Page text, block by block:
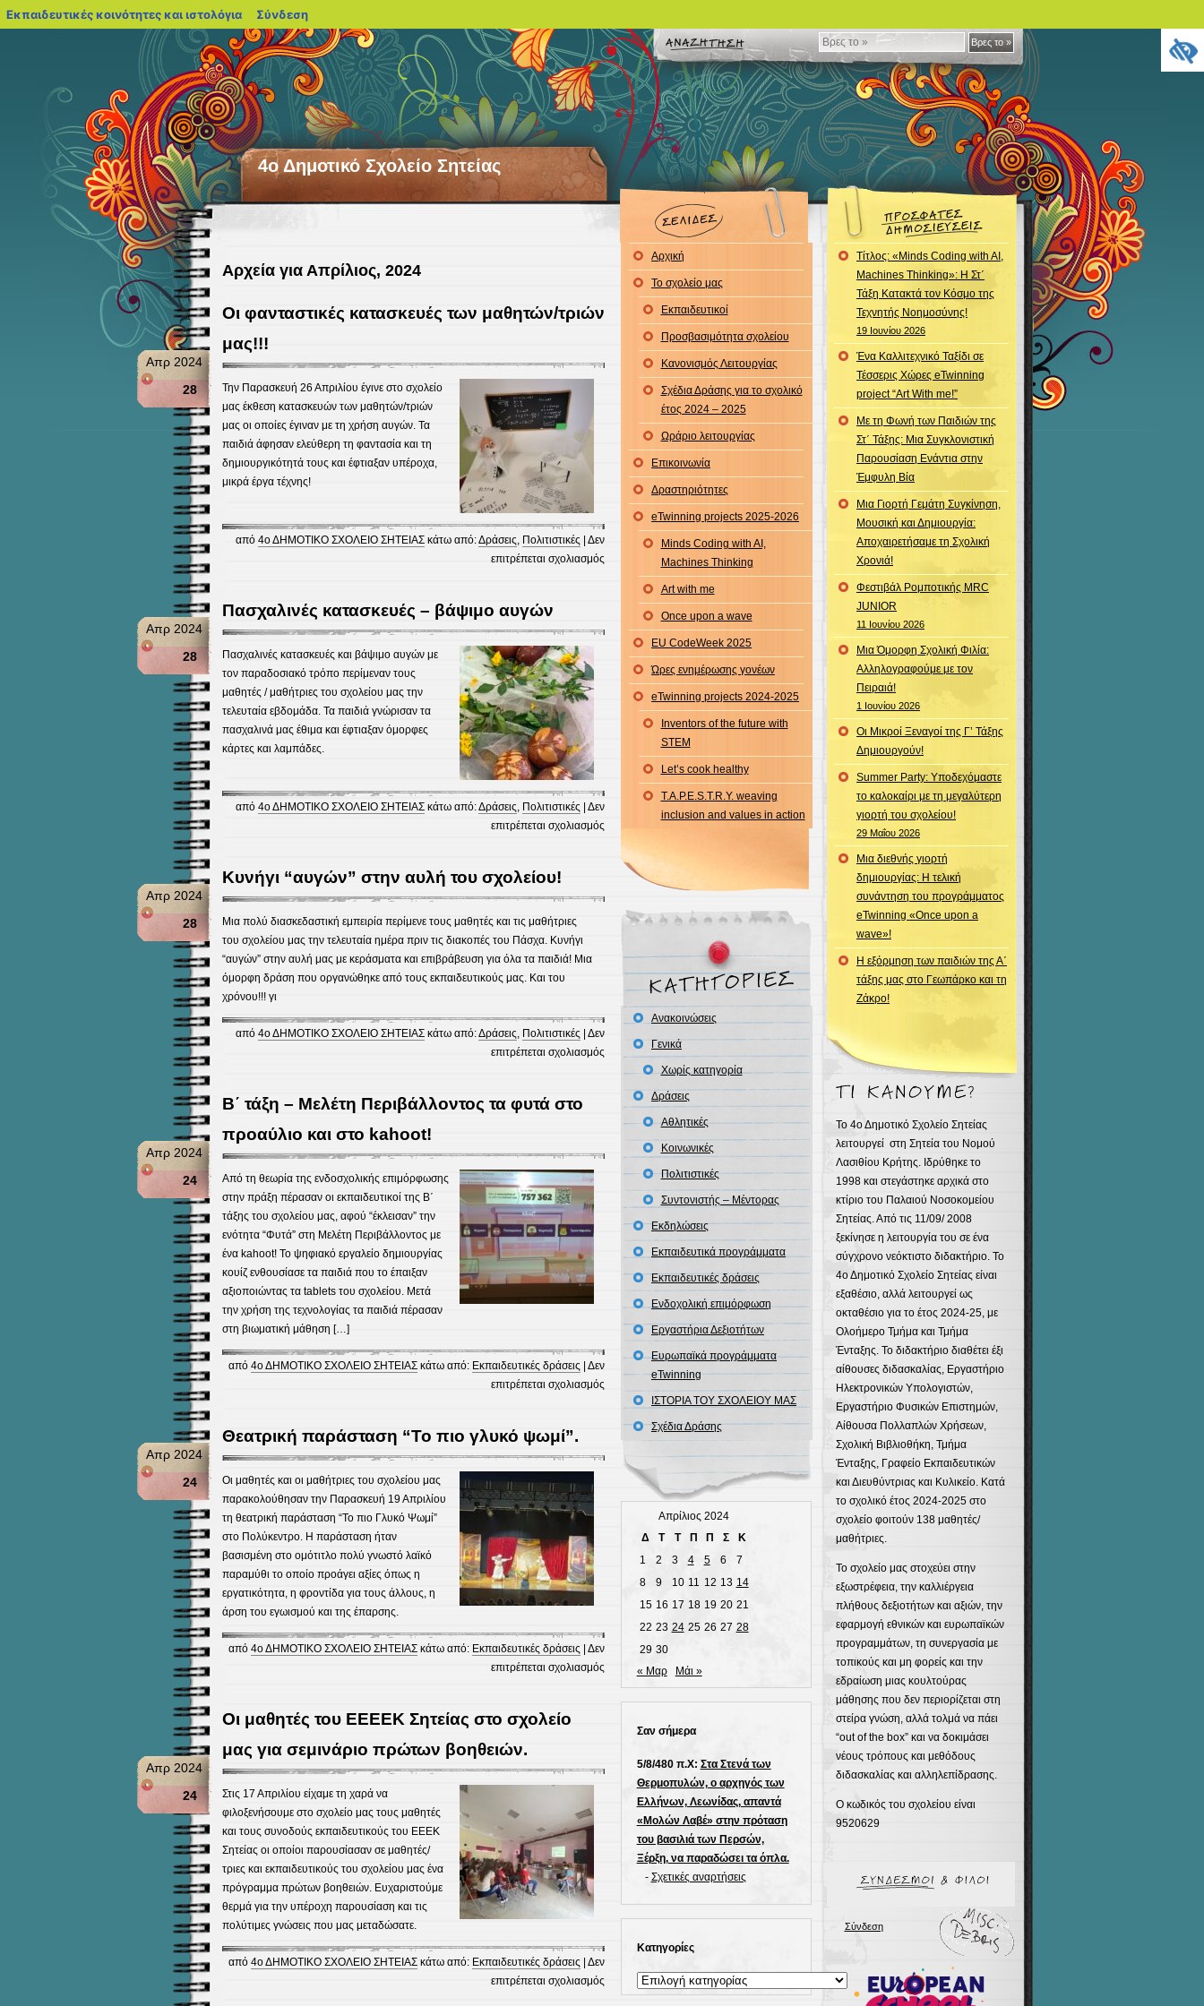
Βρες
το
»
Βρες το »
4ο Δημοτικό Σχολείο Σητείας
Αρχεία για Απρίλιος, 2024
Οι φανταστικές κατασκευές των μαθητών/τριών
μας!!!
Απρ 2024
28
Την Παρασκευή 26 Απριλίου έγινε στο σχολείο
μας έκθεση κατασκευών των μαθητών/τριών
μας οι οποίες έγιναν με τη χρήση αυγών. Τα
παιδιά άφησαν ελεύθερη τη φαντασία και τη
δημιουργικότητά τους και έφτιαξαν υπέροχα,
μικρά έργα τέχνης!
από 4ο ΔΗΜΟΤΙΚΟ ΣΧΟΛΕΙΟ ΣΗΤΕΙΑΣκάτω από:Δράσεις, Πολιτιστικές | Δεν
επιτρέπεται σχολιασμόςστο
φανταστικές
κατασκευές
των
μαθητών/
Πασχαλινές κατασκευές – βάψιμο αυγών
Απρ 2024
28
Πασχαλινές κατασκευές και βάψιμο αυγών με
τον παραδοσιακό τρόπο περίμεναν τους
μαθητές / μαθήτριες του σχολείου μας την
τελευταία εβδομάδα. Τα παιδιά γνώρισαν τα
πασχαλινά μας έθιμα και έφτιαξαν όμορφες
κάρτες και λαμπάδες.
από 4ο ΔΗΜΟΤΙΚΟ ΣΧΟΛΕΙΟ ΣΗΤΕΙΑΣκάτω από:Δράσεις, Πολιτιστικές | Δεν
επιτρέπεται σχολιασμόςστο
Πασχαλινές
κατασκευές
βάψιμο
αυγών
Κυνήγι “αυγών” στην αυλή του σχολείου!
Απρ 2024
28
Μια πολύ διασκεδαστική εμπειρία περίμενε τους μαθητές και τις μαθήτριες
του σχολείου μας την τελευταία ημέρα πριν τις διακοπές του Πάσχα. Κυνήγι
“αυγών” στην αυλή μας με κεράσματα και επιβράβευση για όλα τα παιδιά! Μια
όμορφη δράση που οργανώθηκε από τους εκπαιδευτικούς μας. Και του
χρόνου!!! γι
από 4ο ΔΗΜΟΤΙΚΟ ΣΧΟΛΕΙΟ ΣΗΤΕΙΑΣκάτω από:Δράσεις, Πολιτιστικές | Δεν
επιτρέπεται σχολιασμόςστο
Κυνήγι
“αυγών”
στην
αυλή
Β΄ τάξη – Μελέτη Περιβάλλοντος τα φυτά στο
προαύλιο και στο kahoot!
Απρ 2024
24
Από τη θεωρία της ενδοσχολικής επιμόρφωσης
στην πράξη πέρασαν οι εκπαιδευτικοί της Β΄
τάξης του σχολείου μας, αφού “έκλεισαν” την
ενότητα “Φυτά” στη Μελέτη Περιβάλλοντος με
ένα kahoot! Το ψηφιακό εργαλείο δημιουργίας
κουίζ ενθουσίασε τα παιδιά που το έπαιξαν
αξιοποιώντας τα tablets του σχολείου. Μετά
την χρήση της τεχνολογίας τα παιδιά πέρασαν
στη βιωματική μάθηση […]
από 4ο ΔΗΜΟΤΙΚΟ ΣΧΟΛΕΙΟ ΣΗΤΕΙΑΣκάτω από: Εκπαιδευτικές δράσεις | Δεν
επιτρέπεται σχολιασμόςστο
τάξη
Μελέτη
Περιβάλλοντος
προαύλιο
Θεατρική παράσταση “Το πιο γλυκό ψωμί”.
Απρ 2024
24
Οι μαθητές και οι μαθήτριες του σχολείου μας
παρακολούθησαν την Παρασκευή 19 Απριλίου
τη θεατρική παράσταση “Το πιο Γλυκό Ψωμί”
στο Πολύκεντρο. Η παράσταση ήταν
βασισμένη στο ομότιτλο πολύ γνωστό λαϊκό
παραμύθι το οποίο προάγει αξίες όπως η
εργατικότητα, η φροντίδα για τους άλλους, η
άρση του εγωισμού και της έπαρσης.
από 4ο ΔΗΜΟΤΙΚΟ ΣΧΟΛΕΙΟ ΣΗΤΕΙΑΣκάτω από: Εκπαιδευτικές δράσεις | Δεν
επιτρέπεται σχολιασμόςστο
Θεατρική
παράσταση
Οι μαθητές του ΕΕΕΕΚ Σητείας στο σχολείο
μας για σεμινάριο πρώτων βοηθειών.
Απρ 2024
24
Στις 17 Απριλίου είχαμε τη χαρά να
φιλοξενήσουμε στο σχολείο μας τους μαθητές
και τους συνοδούς εκπαιδευτικούς του ΕΕΕΚ
Σητείας οι οποίοι παρουσίασαν σε μαθητές/
τριες και εκπαιδευτικούς του σχολείου μας ένα
πρόγραμμα πρώτων βοηθειών. Ευχαριστούμε
θερμά για την υπέροχη παρουσίαση και τις
πολύτιμες γνώσεις που μας μεταδώσατε.
από 4ο ΔΗΜΟΤΙΚΟ ΣΧΟΛΕΙΟ ΣΗΤΕΙΑΣκάτω από: Εκπαιδευτικές δράσεις | Δεν
επιτρέπεται σχολιασμόςστο
Αρχική
Το σχολείο μας
Εκπαιδευτικοί
Προσβασιμότητα σχολείου
Κανονισμός Λειτουργίας
Σχέδια Δράσης για το σχολικό
έτος 2024 – 2025
Ωράριο λειτουργίας
Επικοινωνία
Δραστηριότητες
eTwinning projects 2025-2026
Minds Coding with AI,
Machines Thinking
Art with me
Once upon a wave
EU CodeWeek 2025
Ώρες ενημέρωσης γονέων
eTwinning projects 2024-2025
Inventors of the future with
STEM
Let’s cook healthy
T.A.P.E.S.T.R.Y. weaving
inclusion and values in action
Ανακοινώσεις
Γενικά
Χωρίς κατηγορία
Δράσεις
Αθλητικές
Κοινωνικές
Πολιτιστικές
Συντονιστής – Μέντορας
Εκδηλώσεις
Εκπαιδευτικά προγράμματα
Εκπαιδευτικές δράσεις
Ενδοχολική επιμόρφωση
Εργαστήρια Δεξιοτήτων
Ευρωπαϊκά προγράμματα
eTwinning
ΙΣΤΟΡΙΑ ΤΟΥ ΣΧΟΛΕΙΟΥ ΜΑΣ
Σχέδια Δράσης
Απρίλιος 2024
Δ
Τ Τ Π Π Σ
Κ
1
2 3 4 5 6
7
8
9 10 11 12 13 14
15 16 17 18 19 20 21
22 23 24 25 26 27 28
29 30
« Μαρ
Μάι »
Σαν σήμερα
5/8/480 π.Χ: Στα Στενά των
Θερμοπυλών, ο αρχηγός των
Ελλήνων, Λεωνίδας, απαντά
«Μολών Λαβέ» στην πρόταση
του βασιλιά των Περσών,
Ξέρξη, να παραδώσει τα όπλα.
- Σχετικές αναρτήσεις
Kατηγορίες
Kατηγορίες
Τίτλος: «Minds Coding with AI,
Machines Thinking»: Η Στ΄
Τάξη Κατακτά τον Κόσμο της
Τεχνητής Νοημοσύνης!
19 Ιουνίου 2026
Ένα Καλλιτεχνικό Ταξίδι σε
Τέσσερις Χώρες eTwinning
project “Art With me!”
Με τη Φωνή των Παιδιών της
Στ΄ Τάξης: Μια Συγκλονιστική
Παρουσίαση Ενάντια στην
Έμφυλη Βία
Μια Γιορτή Γεμάτη Συγκίνηση,
Μουσική και Δημιουργία:
Αποχαιρετήσαμε τη Σχολική
Χρονιά!
Φεστιβάλ Ρομποτικής MRC
JUNIOR
11 Ιουνίου 2026
Μια Όμορφη Σχολική Φιλία:
Αλληλογραφούμε με τον
Πειραιά!
1 Ιουνίου 2026
Οι Μικροί Ξεναγοί της Γ’ Τάξης
Δημιουργούν!
Summer Party: Υποδεχόμαστε
το καλοκαίρι με τη μεγαλύτερη
γιορτή του σχολείου!
29 Μαΐου 2026
Μια διεθνής γιορτή
δημιουργίας: Η τελική
συνάντηση του προγράμματος
eTwinning «Once upon a
wave»!
Η εξόρμηση των παιδιών της Α΄
τάξης μας στο Γεωπάρκο και τη
Ζάκρο!
Το 4ο Δημοτικό Σχολείο Σητείας
λειτουργεί στη Σητεία του Νομού
Λασιθίου Κρήτης. Ιδρύθηκε τo
1998 και στεγάστηκε αρχικά στο
κτίριο του Παλαιού Νοσοκομείου
Σητείας. Από τις 11/09/ 2008
ξεκίνησε η λειτουργία του σε ένα
σύγχρονο νεόκτιστο διδακτήριο. Το
4ο Δημοτικό Σχολείο Σητείας είναι
εξαθέσιο, αλλά λειτουργεί ως
οκταθέσιο για το έτος 2024-25, με
Ολοήμερο Τμήμα και Τμήμα
Ένταξης. Το διδακτήριο διαθέτει έξι
αίθουσες διδασκαλίας, Εργαστήριο
Ηλεκτρονικών Υπολογιστών,
Εργαστήριο Φυσικών Επιστημών,
Αίθουσα Πολλαπλών Χρήσεων,
Σχολική Βιβλιοθήκη, Τμήμα
Ένταξης, Γραφείο Εκπαιδευτικών
και Διευθύντριας και Κυλικείο. Κατά
το σχολικό έτος 2024-2025 στο
σχολείο φοιτούν 138 μαθητές/
μαθήτριες.
Το σχολείο μας στοχεύει στην
εξωστρέφεια, την καλλιέργεια
πλήθους δεξιοτήτων και αξιών, την
εφαρμογή εθνικών και ευρωπαϊκών
προγραμμάτων, τη συνεργασία με
τοπικούς και μη φορείς και την
εδραίωση μιας κουλτούρας
μάθησης που δεν περιορίζεται στη
στείρα γνώση, αλλά τολμά να πάει
“out of the box” και να δοκιμάσει
νέους τρόπους και μεθόδους
διδασκαλίας και αλληλεπίδρασης.
Ο κωδικός του σχολείου είναι
9520629
Σύνδεση
Εκπαιδευτικές κοινότητες και ιστολόγια blogs.sch.gr
Σύνδεση